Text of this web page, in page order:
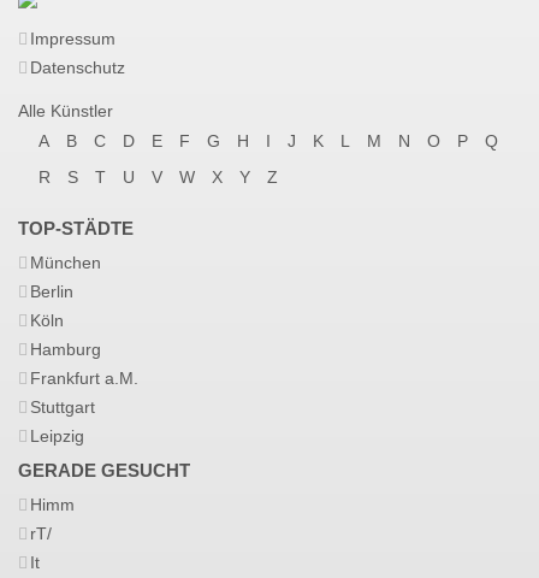
Impressum
Datenschutz
Alle Künstler
A
B C D E F G H I J K L M N O P
Q
R
S T U V W X Y Z
TOP-STÄDTE
München
Berlin
Köln
Hamburg
Frankfurt a.M.
Stuttgart
Leipzig
GERADE GESUCHT
Himm
rT/
It